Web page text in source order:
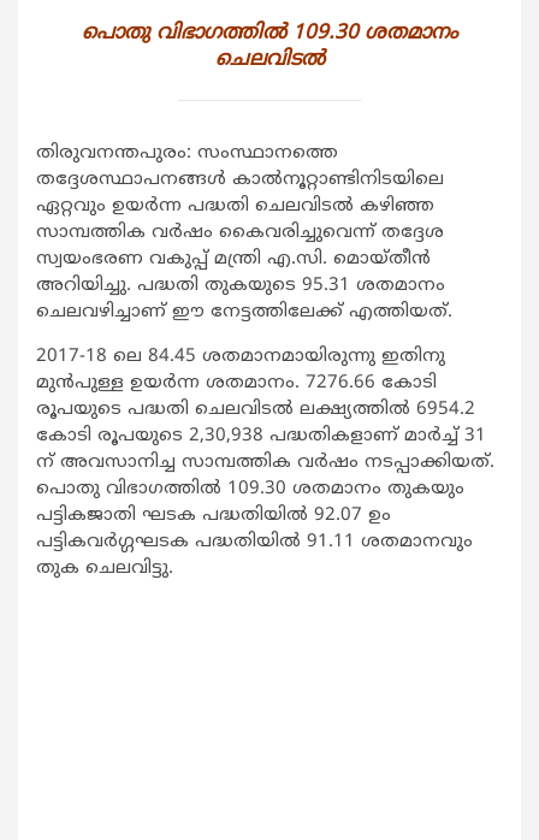
പൊതു വിഭാഗത്തില്‍ 109.30 ശതമാനം
ചെലവിടല്‍
തിരുവനന്തപുരം: സംസ്ഥാനത്തെ
തദ്ദേശസ്ഥാപനങ്ങള്‍ കാല്‍നൂറ്റാണ്ടിനിടയിലെ
ഏറ്റവും ഉയര്‍ന്ന പദ്ധതി ചെലവിടല്‍ കഴിഞ്ഞ
സാമ്പത്തിക വര്‍ഷം കൈവരിച്ചുവെന്ന് തദ്ദേശ
സ്വയംഭരണ വകുപ്പ് മന്ത്രി എ.സി. മൊയ്തീന്‍
അറിയിച്ചു. പദ്ധതി തുകയുടെ 95.31 ശതമാനം
ചെലവഴിച്ചാണ് ഈ നേട്ടത്തിലേക്ക് എത്തിയത്.
2017-18 ലെ 84.45 ശതമാനമായിരുന്നു ഇതിനു
മുന്‍പുള്ള ഉയര്‍ന്ന ശതമാനം. 7276.66 കോടി
രൂപയുടെ പദ്ധതി ചെലവിടല്‍ ലക്ഷ്യത്തില്‍ 6954.2
കോടി രൂപയുടെ 2,30,938 പദ്ധതികളാണ് മാര്‍ച്ച് 31
ന് അവസാനിച്ച സാമ്പത്തിക വര്‍ഷം നടപ്പാക്കിയത്.
പൊതു വിഭാഗത്തില്‍ 109.30 ശതമാനം തുകയും
പട്ടികജാതി ഘടക പദ്ധതിയില്‍ 92.07 ഉം
പട്ടികവര്‍ഗ്ഗഘടക പദ്ധതിയില്‍ 91.11 ശതമാനവും
തുക ചെലവിട്ടു.